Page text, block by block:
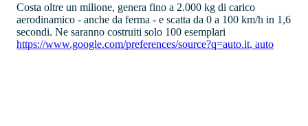
Costa oltre un milione, genera fino a 2.000 kg di carico
aerodinamico - anche da ferma - e scatta da 0 a 100 km/h in 1,6
secondi. Ne saranno costruiti solo 100 esemplari
https://www.google.com/preferences/source?q=auto.it, auto